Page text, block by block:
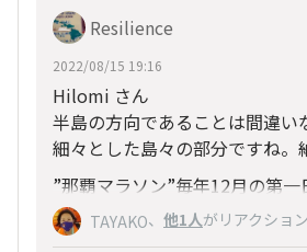
Resilience
2022/08/15 19:16
Hilomi さん
半島の方向であることは間違い
細々とした島々の部分ですね。
”那覇マラソン”毎年12月の第一
興味は持っていました。おっし
週間後にホノルルが控えている
TAYAKO、 他1人がリアクション